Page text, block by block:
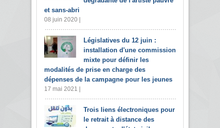
et sans-abri
08 juin 2020 |
Législatives du 12 juin :
installation d'une commission
mixte pour définir les
modalités de prise en charge des
dépenses de la campagne pour les jeunes
17 mai 2021 |
Trois liens électroniques pour
le retrait à distance des